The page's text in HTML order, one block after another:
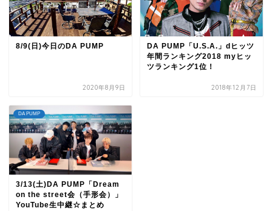
8/9(日)今日のDA PUMP
2020年8月9日
DA PUMP「U.S.A.」dヒッツ
年間ランキング2018 myヒッ
ツランキング1位！
2018年12月7日
DA PUMP
3/13(土)DA PUMP「Dream
on the street会（手形会）」
YouTube生中継☆まとめ